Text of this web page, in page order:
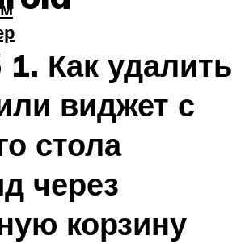
Как удалить
виджет с
стола
через
корзину